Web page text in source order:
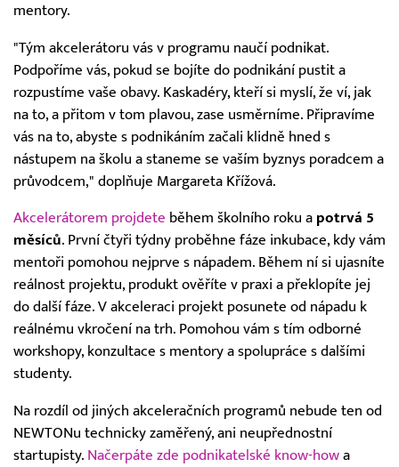
mentory.
"Tým akcelerátoru vás v programu naučí podnikat.
Podpoříme vás, pokud se bojíte do podnikání pustit a
rozpustíme vaše obavy. Kaskadéry, kteří si myslí, že ví, jak
na to, a přitom v tom plavou, zase usměrníme. Připravíme
vás na to, abyste s podnikáním začali klidně hned s
nástupem na školu a staneme se vaším byznys poradcem a
průvodcem," doplňuje Margareta Křížová.
Akcelerátorem projdete během školního roku a potrvá 5
měsíců. První čtyři týdny proběhne fáze inkubace, kdy vám
mentoři pomohou nejprve s nápadem. Během ní si ujasníte
reálnost projektu, produkt ověříte v praxi a překlopíte jej
do další fáze. V akceleraci projekt posunete od nápadu k
reálnému vkročení na trh. Pomohou vám s tím odborné
workshopy, konzultace s mentory a spolupráce s dalšími
studenty.
Na rozdíl od jiných akceleračních programů nebude ten od
NEWTONu technicky zaměřený, ani neupřednostní
startupisty. Načerpáte zde podnikatelské know-how a